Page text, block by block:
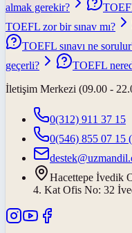
almak gerekir?
TOEFL zor bir sınav mı?
TOEFL sınavı ne
geçerli?
TOEFL
İletişim Merkezi (09.00 -
0(312) 911 37 15
0(546) 855 07 15
Hacettepe İvedik
4. Kat Ofis No: 32